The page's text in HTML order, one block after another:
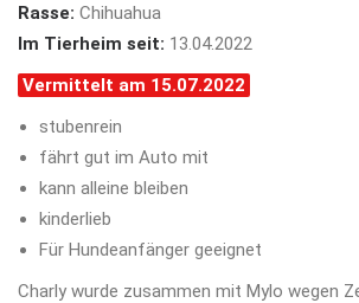
Rasse: Chihuahua
Im Tierheim seit: 13.04.2022
Vermittelt am 15.07.2022
stubenrein
fährt gut im Auto mit
kann alleine bleiben
kinderlieb
Für Hundeanfänger geeignet
Charly wurde zusammen mit Mylo wegen